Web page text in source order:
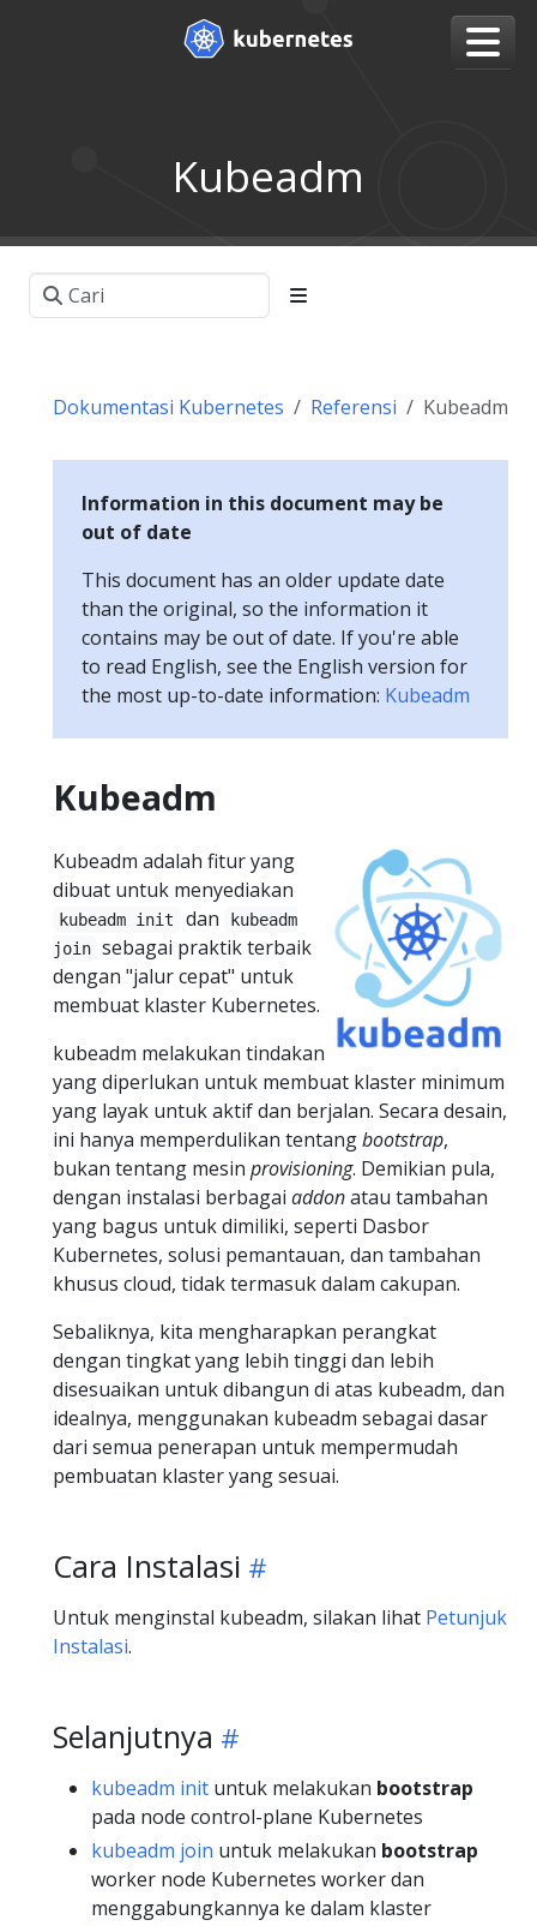
Kubeadm
Dokumentasi Kubernetes Referensi Kubeadm
Information in this document may be
out of date
This document has an older update date
than the original, so the information it
contains may be out of date. If you're able
to read English, see the English version for
the most up-to-date information: Kubeadm
Kubeadm
Kubeadm adalah fitur yang
dibuat untuk menyediakan
kubeadm init dan
kubeadm
join sebagai praktik terbaik
dengan "jalur cepat" untuk
membuat klaster Kubernetes.
kubeadm melakukan tindakan
yang diperlukan untuk membuat klaster minimum
yang layak untuk aktif dan berjalan. Secara desain,
ini hanya memperdulikan tentangbootstrap,
bukan tentang mesin provisioning. Demikian pula,
dengan instalasi berbagai addonatau tambahan
yang bagus untuk dimiliki, seperti Dasbor
Kubernetes, solusi pemantauan, dan tambahan
khusus cloud, tidak termasuk dalam cakupan.
Sebaliknya, kita mengharapkan perangkat
dengan tingkat yang lebih tinggi dan lebih
disesuaikan untuk dibangun di atas kubeadm, dan
idealnya, menggunakan kubeadm sebagai dasar
dari semua penerapan untuk mempermudah
pembuatan klaster yang sesuai.
Cara Instalasi
Untuk menginstal kubeadm, silakan lihat Petunjuk
Instalasi.
Selanjutnya
kubeadm init untuk melakukan bootstrap
pada node control-plane Kubernetes
kubeadm join untuk melakukan bootstrap
worker node Kubernetes worker dan
menggabungkannya ke dalam klaster